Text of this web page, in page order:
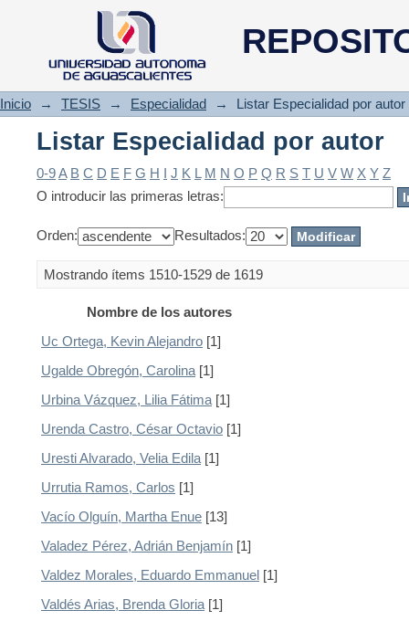
Listar Especialidad por autor
Inicio → TESIS → Especialidad → Listar Especialidad por autor
Listar Especialidad por autor
0-9A B C D E F G H I J K L M N O P Q R S T U V W X Y Z
O introducir las primeras letras:
Orden: Resultados:
Mostrando ítems 1510-1529 de 1619
Nombre de los autores
Uc Ortega, Kevin Alejandro [1]
Ugalde Obregón, Carolina [1]
Urbina Vázquez, Lilia Fátima [1]
Urenda Castro, César Octavio [1]
Uresti Alvarado, Velia Edila [1]
Urrutia Ramos, Carlos [1]
Vacío Olguín, Martha Enue [13]
Valadez Pérez, Adrián Benjamín [1]
Valdez Morales, Eduardo Emmanuel [1]
Valdés Arias, Brenda Gloria [1]